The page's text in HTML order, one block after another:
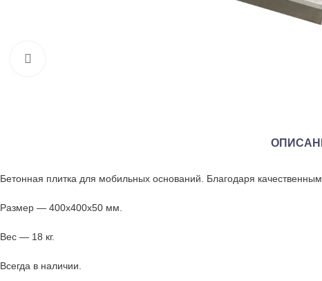
Бетонная плитка для мобильных оснований. Благодаря
Размер — 400х400х50 мм.
Вес — 18 кг.
Всегда в наличии.